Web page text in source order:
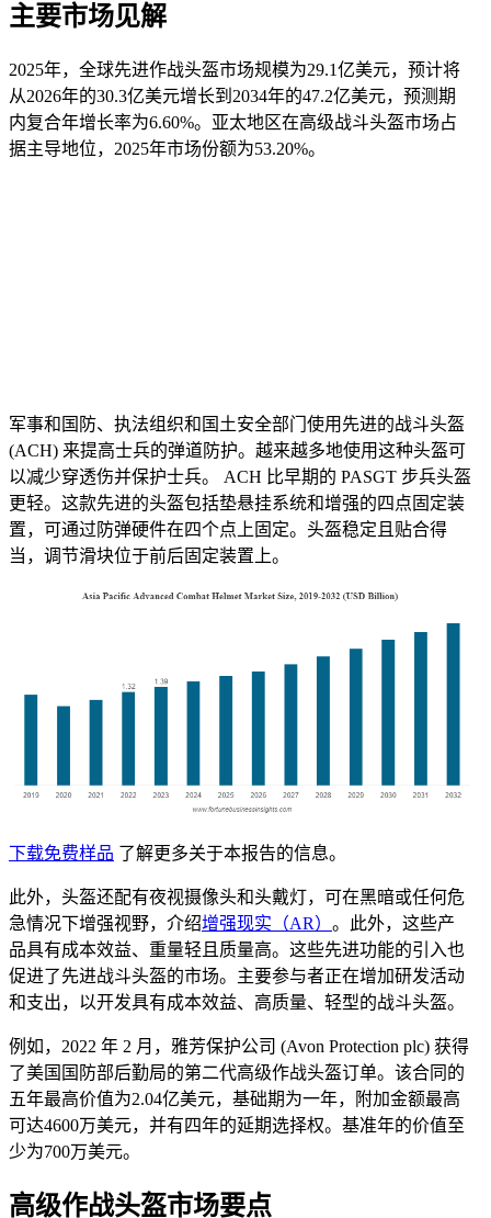
主要市场见解
2025年，全球先进作战头盔市场规模为29.1亿美元，预计将
从2026年的30.3亿美元增长到2034年的47.2亿美元，预测期
内复合年增长率为6.60%。亚太地区在高级战斗头盔市场占
据主导地位，2025年市场份额为53.20%。
军事和国防、执法组织和国土安全部门使用先进的战斗头盔
(ACH) 来提高士兵的弹道防护。越来越多地使用这种头盔可
以减少穿透伤并保护士兵。 ACH 比早期的 PASGT 步兵头盔
更轻。这款先进的头盔包括垫悬挂系统和增强的四点固定装
置，可通过防弹硬件在四个点上固定。头盔稳定且贴合得
当，调节滑块位于前后固定装置上。
下载免费样品 了解更多关于本报告的信息。
此外，头盔还配有夜视摄像头和头戴灯，可在黑暗或任何危
急情况下增强视野，介绍增强现实（AR） 。此外，这些产
品具有成本效益、重量轻且质量高。这些先进功能的引入也
促进了先进战斗头盔的市场。主要参与者正在增加研发活动
和支出，以开发具有成本效益、高质量、轻型的战斗头盔。
例如，2022 年 2 月，雅芳保护公司 (Avon Protection plc) 获得
了美国国防部后勤局的第二代高级作战头盔订单。该合同的
五年最高价值为2.04亿美元，基础期为一年，附加金额最高
可达4600万美元，并有四年的延期选择权。基准年的价值至
少为700万美元。
高级作战头盔市场要点